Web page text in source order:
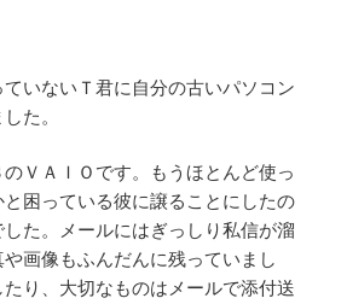
いないＴ君に自分の古いパソコン
た。
ＶＡＩＯです。もうほとんど使っ
困っている彼に譲ることにしたの
た。メールにはぎっしり私信が溜
画像もふんだんに残っていまし
り、大切なものはメールで添付送